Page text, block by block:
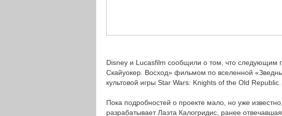
Disney и Lucasfilm сообщили о том, что следующим
Скайуокер. Восход» фильмом по вселенной
культовой игры Star Wars: Knights of the Old Republic.
Пока подробностей о проекте мало, но уже
разрабатывает Лаэта Калогридис, ранее